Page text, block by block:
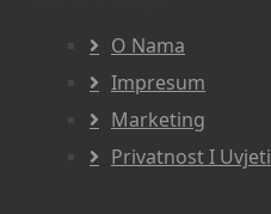
O Nama
Impresum
Marketing
Privatnost I Uvjeti